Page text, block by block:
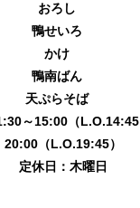
おろし
鴨せいろ
かけ
鴨南ばん
天ぷらそば
～15:00（
20:00（L.O.19:45）
定休日：木曜日